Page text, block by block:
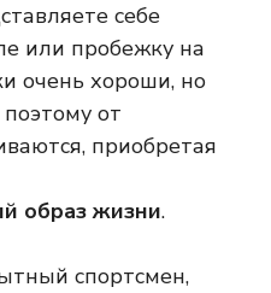
себе
или пробежку на
очень хороши, но
от
приобретая
образ жизни.
спортсмен,